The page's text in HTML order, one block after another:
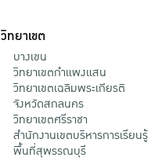
วิทยาเขต
บางเขน
วิทยาเขตกําแพงแสน
วิทยาเขตเฉลิมพระเกียรติ
จังหวัดสกลนคร
วิทยาเขตศรีราชา
สำนักงานเขตบริหารการเรียนรู้
พื้นที่สุพรรณบุรี